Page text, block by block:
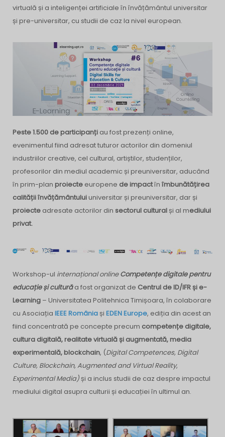
virtuală și a inteligenței artificiale în învățământul universitar
și pre-universitar, cu studii de caz la nivel european.
Peste 1.500 de participanți au fost prezenți online,
evenimentul fiind adresat tuturor actorilor din domeniul
industriilor creative, cel cultural, artiștilor, studenților,
profesorilor din mediul academic și preuniversitar, aducând
în prim-plan proiecte europene de impactîn îmbunătățirea
calității învățământului universitar și preuniversitar, dar și
proiecte adresate actorilor din sectorul culturalși al mediului
privat.
Workshop-ul internațional online Competențe digitale pentru
educație și culturăa fost organizat de Centrul de ID/IFR și e-
Learning – Universitatea Politehnica Timișoara, în colaborare
cu Asociația IEEERomâniași EDEN Europe, ediția din acest an
fiind concentrată pe concepte precum competențe digitale,
cultura digitală, realitate virtuală și augmentată, media
experimentală, blockchain, (Digital Competences, Digital
Culture, Blockchain, Augmented and Virtual Reality,
Experimental Media)și a inclus studii de caz despre impactul
mediului digital asupra culturii și educației în ultimul an.